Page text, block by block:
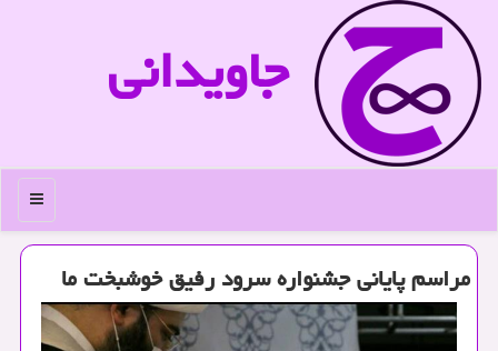
جاویدانی
منو
مراسم پایانی جشنواره سرود رفیق خوشبخت ما